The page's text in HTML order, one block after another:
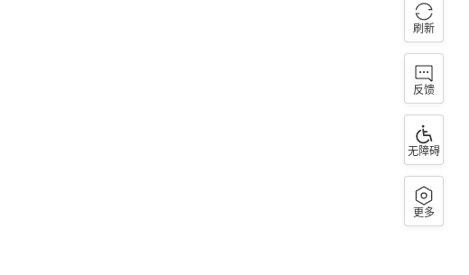
刷新
反馈
无障碍
更多